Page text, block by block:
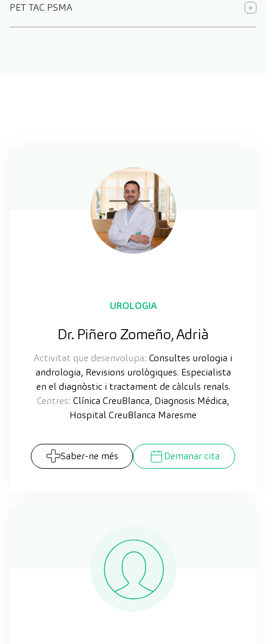
PET TAC PSMA
UROLOGIA
Dr. Piñero Zomeño, Adrià
Activitat que desenvolupa: Consultes urologia i
andrologia, Revisions urològiques. Especialista
en el diagnòstic i tractament de càlculs renals.
Centres: Clínica CreuBlanca, Diagnosis Médica,
Hospital CreuBlanca Maresme
Saber-ne més Demanar cita